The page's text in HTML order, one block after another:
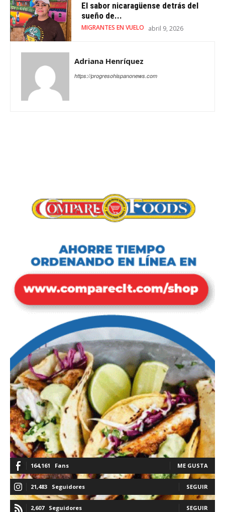
El sabor nicaragüense detrás del
sueño de...
MIGRANTES EN VUELO abril 9, 2026
Adriana Henríquez
https://progresohispanonews.com
164,161 Fans ME GUSTA
21,483 Seguidores SEGUIR
2,607 Seguidores SEGUIR